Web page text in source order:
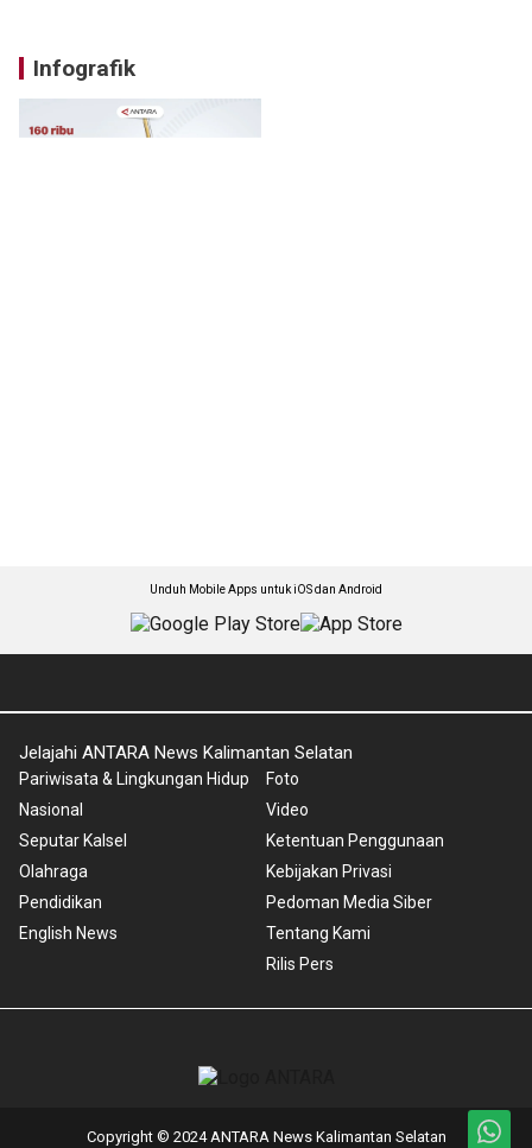
Infografik
Unduh Mobile Apps untuk iOS dan Android
Jelajahi ANTARA News Kalimantan Selatan
Pariwisata & Lingkungan Hidup
Nasional
Seputar Kalsel
Olahraga
Pendidikan
English News
Foto
Video
Ketentuan Penggunaan
Kebijakan Privasi
Pedoman Media Siber
Tentang Kami
Rilis Pers
Copyright © 2024 ANTARA News Kalimantan Selatan